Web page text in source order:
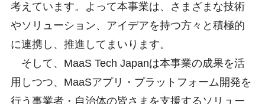
考えています。よって本事業は、さまざまな技術
やソリューション、アイデアを持つ方々と積極的
に連携し、推進してまいります。
そして、MaaS Tech Japanは本事業の成果を活
用しつつ、MaaSアプリ・プラットフォーム開発を
行う事業者・自治体の皆さまを支援するソリュー